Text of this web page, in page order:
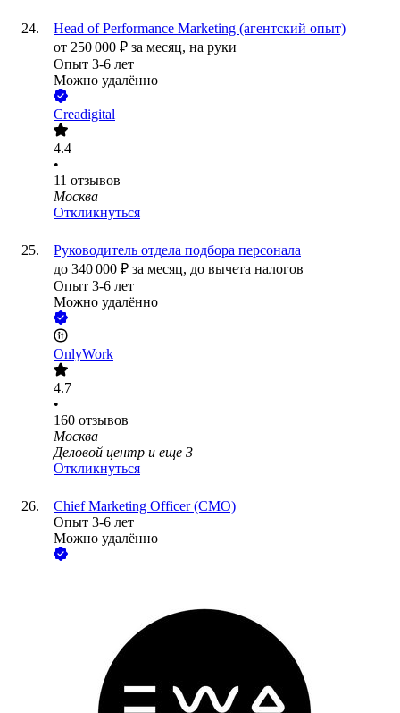
Head of Performance Marketing (агентский опыт)
от 250 000 ₽ за месяц, на руки
Опыт 3-6 лет
Можно удалённо
Creadigital
4.4
•
11 отзывов
Москва
Откликнуться
Руководитель отдела подбора персонала
до 340 000 ₽ за месяц, до вычета налогов
Опыт 3-6 лет
Можно удалённо
OnlyWork
4.7
•
160 отзывов
Москва
Деловой центр и еще 3
Откликнуться
Chief Marketing Officer (CMO)
Опыт 3-6 лет
Можно удалённо